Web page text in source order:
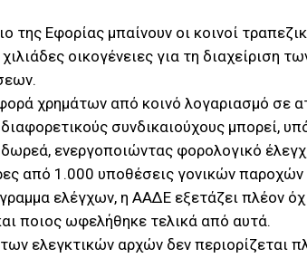
της Εφορίας μπαίνουν οι κοινοί
οικογένειες για τη διαχείριση
χρημάτων από κοινό λογαριασμό σε
συνδικαιούχους μπορεί,
ενεργοποιώντας φορολογικό
από 1.000 υποθέσεις γονικών παροχών
ελέγχων, η ΑΑΔΕ εξετάζει πλέον
ποιος ωφελήθηκε τελικά από αυτά.
ελεγκτικών αρχών δεν περιορίζεται